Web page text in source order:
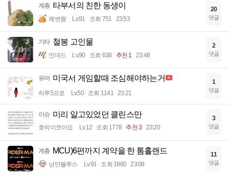
계층 타부서의 친한 동생이
쾌변왕 Lv.91 조회 751 23:53
20
댓글
기타 철봉 고인물
언데드 Lv.90 조회 638 추천 1 23:48
2
댓글
유머 미국서 게임할때 조심해야하는거
하루5프로 Lv.50 조회 1141 23:21
1
댓글
이슈 미리 알고있었던 클린스만
호박이쪼아요 Lv.12 조회 1778 추천 3 23:20
3
댓글
계층 MCU)6편까지 계약을 한 톰홀랜드
낭만블루스 Lv.91 조회 1860 23:08
11
댓글